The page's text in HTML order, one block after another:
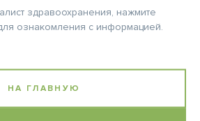
ПОВТОРНО НА:
ЦИКЛОВ:
6
здравоохранения, нажмите
ознакомления с информацией.
НА ГЛАВНУЮ